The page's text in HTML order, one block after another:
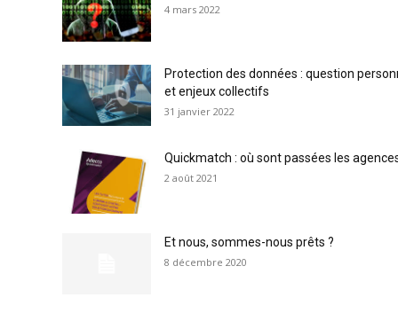
4 mars 2022
Protection des données : question
et enjeux collectifs
31 janvier 2022
Quickmatch : où sont passées les
2 août 2021
Et nous, sommes-nous prêts ?
8 décembre 2020